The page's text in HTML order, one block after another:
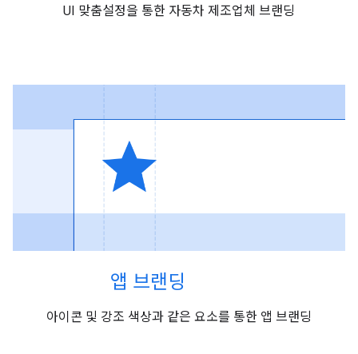
UI 맞춤설정을 통한 자동차 제조업체 브랜딩
앱 브랜딩
아이콘 및 강조 색상과 같은 요소를 통한 앱 브랜딩